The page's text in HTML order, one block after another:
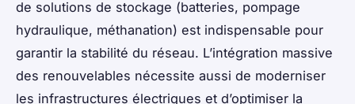
de solutions de stockage (batteries, pompage
hydraulique, méthanation) est indispensable pour
garantir la stabilité du réseau. L’intégration massive
des renouvelables nécessite aussi de moderniser
les infrastructures électriques et d’optimiser la